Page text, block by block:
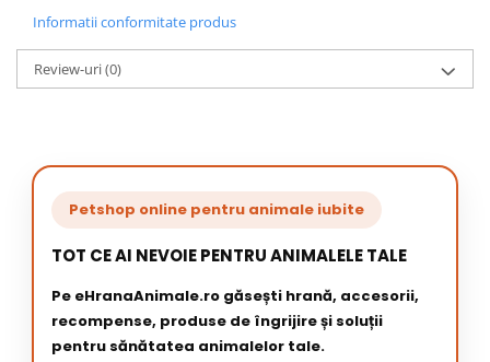
Informatii conformitate produs
Review-uri(0)
Petshop online pentru animale iubite
TOT CE AI NEVOIE PENTRU ANIMALELE TALE
Pe eHranaAnimale.ro găsești hrană, accesorii,
recompense, produse de îngrijire și soluții
pentru sănătatea animalelor tale.